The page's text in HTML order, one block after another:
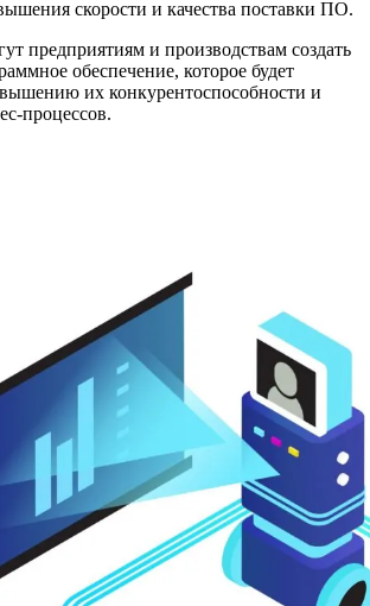
скорости и качества поставки ПО.
предприятиям и производствам создать
обеспечение, которое будет
их конкурентоспособности и
процессов.